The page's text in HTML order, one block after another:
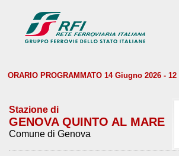
ORARIO PROGRAMMATO 14 Giugno 2026 -
Stazione di
GENOVA QUINTO AL MARE
Comune di Genova